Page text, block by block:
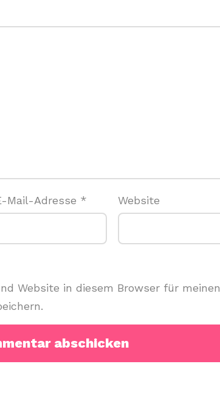
Mail-Adresse * Website
Website in diesem Browser für meinen